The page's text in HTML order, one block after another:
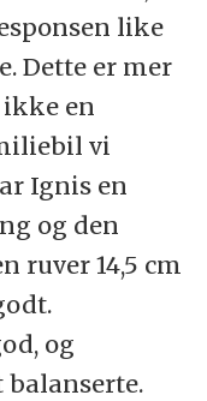
like
Dette er mer
ikke en
vi
Ignis en
og den
ruver 14,5 cm
og